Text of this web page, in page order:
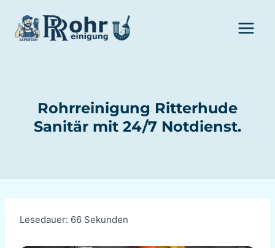
Inhalt
springen
Rohrreinigung Ritterhude
Sanitär mit 24/7 Notdienst.
Lesedauer: 66 Sekunden